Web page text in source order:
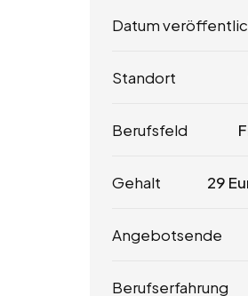
Datum
Standort
Berufsfeld
Gehalt 29
Angebotsende
Berufserfahrung